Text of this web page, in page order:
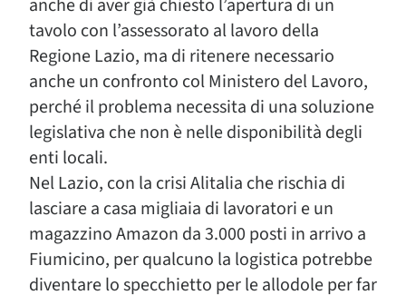
anche di aver già chiesto l’apertura di un
tavolo con l’assessorato al lavoro della
Regione Lazio, ma di ritenere necessario
anche un confronto col Ministero del Lavoro,
perché il problema necessita di una soluzione
legislativa che non è nelle disponibilità degli
enti locali.
Nel Lazio, con la crisi Alitalia che rischia di
lasciare a casa migliaia di lavoratori e un
magazzino Amazon da 3.000 posti in arrivo a
Fiumicino, per qualcuno la logistica potrebbe
diventare lo specchietto per le allodole per far